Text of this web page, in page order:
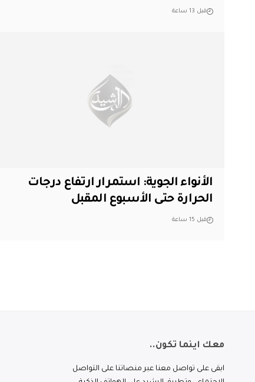
قبل 13 ساعة
الأنواء الجوية: استمرار ارتفاع درجات
الحرارة حتى الأسبوع المقبل
قبل 15 ساعة
معك اينما تكون..
ابقى على تواصل معنا عبر منصاتنا على التواصل